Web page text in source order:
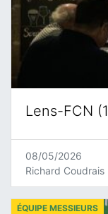
Lens-FCN
08/05/2026
Richard Coudrais
ÉQUIPE MESSIEURS